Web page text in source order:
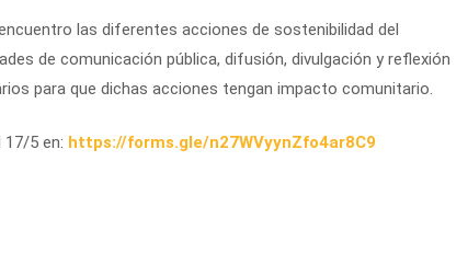
las diferentes acciones de sostenibilidad del
de comunicación pública, difusión, divulgación y reflexión
para que dichas acciones tengan impacto comunitario.
5 en: https://forms.gle/n27WVyynZfo4ar8C9